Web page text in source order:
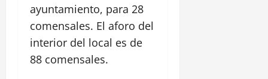
ayuntamiento, para 28
comensales. El aforo del
interior del local es de
88 comensales.